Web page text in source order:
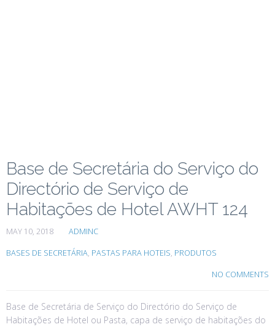
Base de Secretária do Serviço do
Directório de Serviço de
Habitações de Hotel AWHT 124
MAY 10, 2018 ADMINC
BASES DE SECRETÁRIA, PASTAS PARA HOTEIS, PRODUTOS
NO COMMENTS
Base de Secretária de Serviço do Directório do Serviço de
Habitações de Hotel ou Pasta, capa de serviço de habitações do